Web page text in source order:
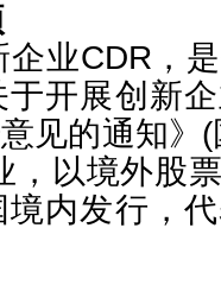
业CDR，
开展创新
见的通知》
，以境外股
内发行，